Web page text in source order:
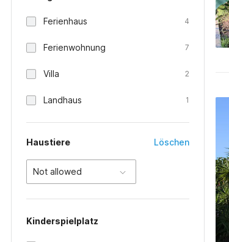
Ferienhaus 4
Ferienwohnung 7
Villa 2
Landhaus 1
Haustiere Löschen
Not allowed
Kinderspielplatz